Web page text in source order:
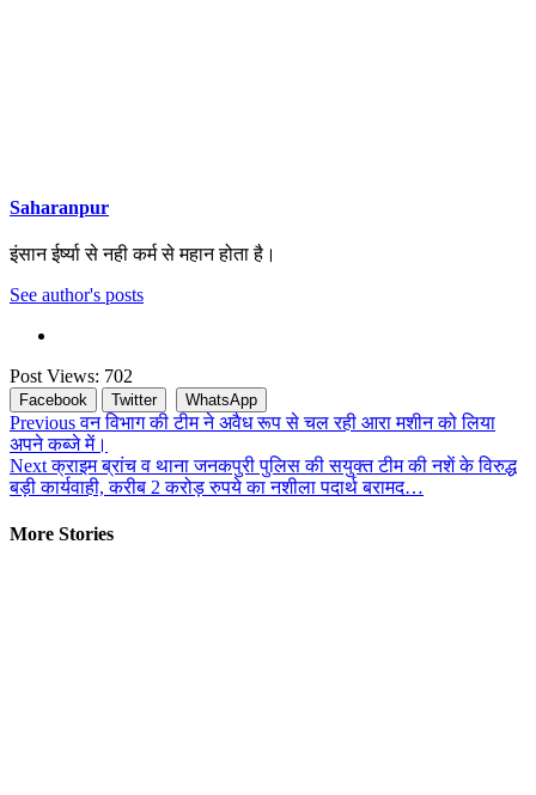
Saharanpur
इंसान ईर्ष्या से नही कर्म से महान होता है।
See author's posts
Post Views: 702
Facebook Twitter WhatsApp
Continue
Reading
Previousवन विभाग की टीम ने अवैध रूप से चल रही आरा मशीन को लिया
अपने कब्जे में।
Nextक्राइम ब्रांच व थाना जनकपुरी पुलिस की सयुक्त टीम की नशें के विरुद्ध
बड़ी कार्यवाही, करीब 2 करोड़ रुपये का नशीला पदार्थ बरामद…
More Stories